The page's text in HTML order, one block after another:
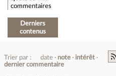
commentaires
Derniers
contenus
Trier par : date note
intérêt
dernier commentaire